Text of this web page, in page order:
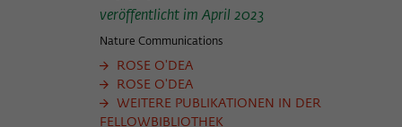
veröffentlicht im April 2023
Nature Communications
ROSE O'DEA
ROSE O'DEA
WEITERE PUBLIKATIONEN IN DER
FELLOWBIBLIOTHEK